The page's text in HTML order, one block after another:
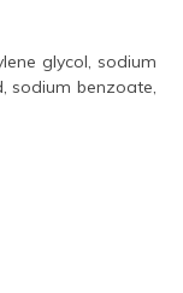
glycol, sodium
sodium benzoate,